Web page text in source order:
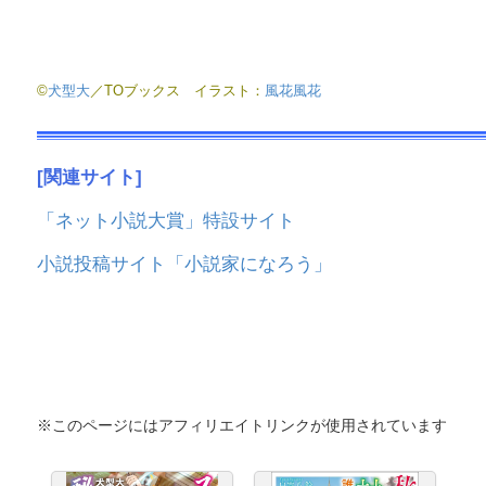
©犬型大／TOブックス イラスト： 風花風花
[関連サイト]
「ネット小説大賞」特設サイト
小説投稿サイト「小説家になろう」
※このページにはアフィリエイトリンクが使用されています